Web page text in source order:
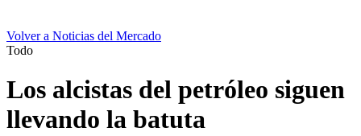
Volver a Noticias del Mercado
Todo
Los alcistas del petróleo siguen
llevando la batuta